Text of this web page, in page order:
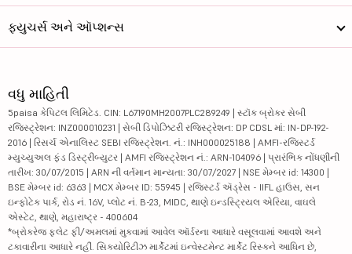
ફ્યુચર્સ અને ઑપ્શન્સ
વધુ માહિતી
5paisa કેપિટલ લિમિટેડ. CIN: L67190MH2007PLC289249 | સ્ટૉક બ્રોકર સેબી
રજિસ્ટ્રેશન: INZ000010231 | સેબી ડિપોઝિટરી રજિસ્ટ્રેશન: DP CDSL માં: IN-DP-192-
2016 | રિસર્ચ એનાલિસ્ટ SEBI રજિસ્ટ્રેશન. નં.: INH000025188 | AMFI-રજિસ્ટર્ડ
મ્યુચ્યુઅલ ફંડ ડિસ્ટ્રીબ્યુટર | AMFI રજિસ્ટ્રેશન નં.: ARN-104096 | પ્રારંભિક નોંધણીની
તારીખ: 30/07/2015 | ARN ની વર્તમાન માન્યતા: 30/07/2027 | NSE મેમ્બર id: 14300 |
BSE મેમ્બર id: 6363 | MCX મેમ્બર ID: 55945 | રજિસ્ટર્ડ ઍડ્રેસ - IIFL હાઉસ, સન
ઇન્ફોટેક પાર્ક, રોડ નં. 16V, પ્લોટ નં. B-23, MIDC, થાણે ઇન્ડસ્ટ્રિયલ એરિયા, વાઘલે
એસ્ટેટ, થાણે, મહારાષ્ટ્ર - 400604
*બ્રોકરેજ ફ્લેટ ફી/અમલમાં મુકવામાં આવેલ ઑર્ડરના આધારે વસૂલવામાં આવશે અને
ટકાવારીના આધારે નહીં. સિક્યોરિટીઝ માર્કેટમાં ઇન્વેસ્ટમેન્ટ માર્કેટ રિસ્કને આધિન છે,